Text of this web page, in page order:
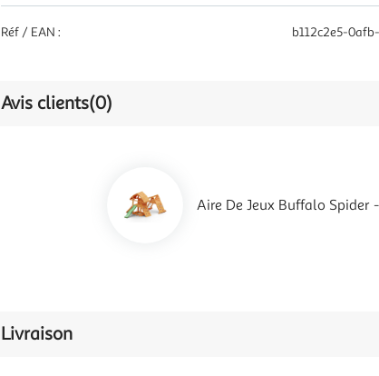
Réf / EAN : b112c2e5-
Avis clients(0)
Aire De Jeux Buffalo Spider
Livraison